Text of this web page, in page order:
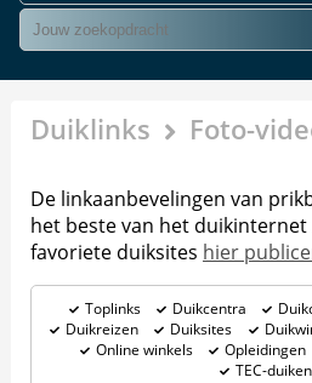
Duiklinks Foto-
De linkaanbevelingen van
het beste van het
favoriete duiksites hier
Toplinks Duikcentra
Duikreizen
Duiksites
Online winkels
Opleidingen
TEC-duiken